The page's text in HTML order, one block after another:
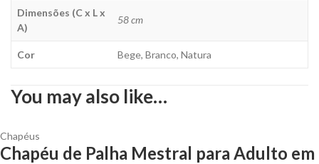
Dimensões (C x L x
A)
58 cm
Cor Bege, Branco, Natura
You may also like…
Chapéus
Chapéu de Palha Mestral para Adulto